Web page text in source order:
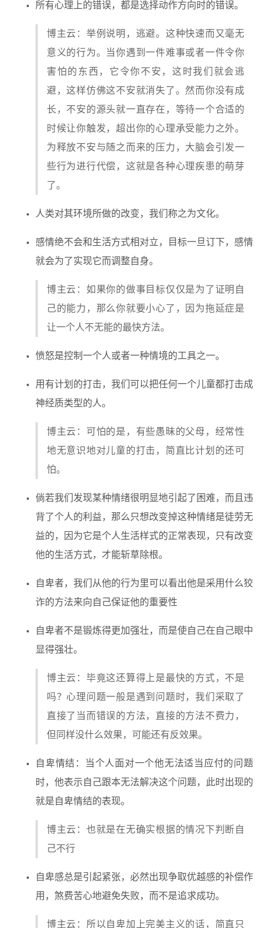
所有心理上的错误，都是选择动作方向时的错误。
博主云：举例说明，逃避。这种快速而又毫无
意义的行为。当你遇到一件难事或者一件令你
害怕的东西，它令你不安，这时我们就会逃
避，这样仿佛这不安就消失了。然而你没有成
长，不安的源头就一直存在，等待一个合适的
时候让你触发，超出你的心理承受能力之外。
为释放不安与随之而来的压力，大脑会引发一
些行为进行代偿，这就是各种心理疾患的萌芽
了。
人类对其环境所做的改变，我们称之为文化。
感情绝不会和生活方式相对立，目标一旦订下，感情
就会为了实现它而调整自身。
博主云：如果你的做事目标仅仅是为了证明自
己的能力，那么你就要小心了，因为拖延症是
让一个人不无能的最快方法。
愤怒是控制一个人或者一种情境的工具之一。
用有计划的打击，我们可以把任何一个儿童都打击成
神经质类型的人。
博主云：可怕的是，有些愚昧的父母，经常性
地无意识地对儿童的打击，简直比计划的还可
怕。
倘若我们发现某种情绪很明显地引起了困难，而且违
背了个人的利益，那么只想改变掉这种情绪是徒劳无
益的，因为它是个人生活样式的正常表现，只有改变
他的生活方式，才能斩草除根。
自卑者，我们从他的行为里可以看出他是采用什么狡
诈的方法来向自己保证他的重要性
自卑者不是锻炼得更加强壮，而是使自己在自己眼中
显得强壮。
博主云：毕竟这还算得上是最快的方式，不是
吗？心理问题一般是遇到问题时，我们采取了
直接了当而错误的方法，直接的方法不费力，
但同样没什么效果，可能还有反效果。
自卑情结：当个人面对一个他无法适当应付的问题
时，他表示自己跟本无法解决这个问题，此时出现的
就是自卑情结的表现。
博主云：也就是在无确实根据的情况下判断自
己不行
自卑感总是引起紧张，必然出现争取优越感的补偿作
用，煞费苦心地避免失败，而不是追求成功。
博主云：所以自卑加上完美主义的话，简直只